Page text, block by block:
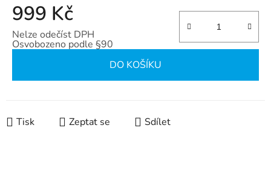
999 Kč
Nelze odečíst DPH
Osvobozeno podle §90
DO KOŠÍKU
Tisk Zeptat se Sdílet